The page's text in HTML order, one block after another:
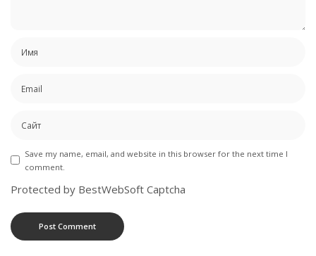
Save my name, email, and website in this browser for the next time I
comment.
Protected by BestWebSoft Captcha